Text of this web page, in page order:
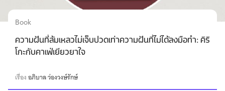
Book
ความฝันที่ล้มเหลวไม่เจ็บปวดเท่าความฝันที่ไม่ได้ลงมือทำ: คิริ
โกะกับคาเฟ่เยียวยาใจ
เรื่องอภิบาล ว่องวงษ์รักษ์